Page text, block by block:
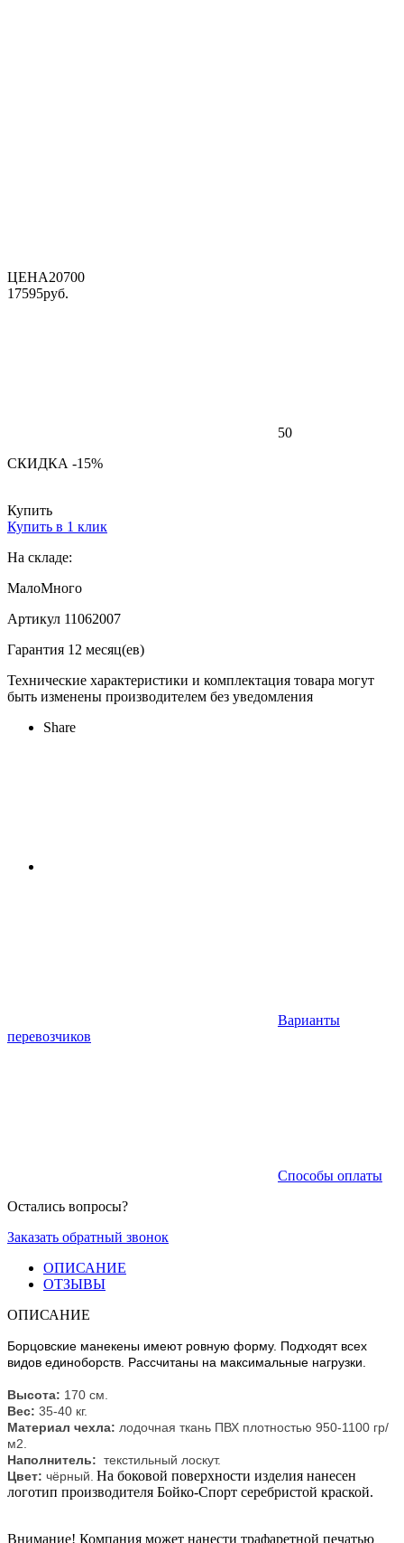
ЦЕНА20700
17595руб.
50
СКИДКА -15%
Купить
Купить в 1 клик
На складе:
МалоМного
Артикул 11062007
Гарантия 12 месяц(ев)
Технические характеристики и комплектация товара могут
быть изменены производителем без уведомления
Share
Варианты
перевозчиков
Способы оплаты
Остались вопросы?
Заказать обратный звонок
ОПИСАНИЕ
ОТЗЫВЫ
ОПИСАНИЕ
Борцовские манекены имеют ровную форму. Подходят всех
видов единоборств. Рассчитаны на максимальные нагрузки.
Высота: 170 см.
Вес: 35-40 кг.
Материал чехла: лодочная ткань ПВХ плотностью 950-1100 гр/
м2.
Наполнитель: текстильный лоскут.
Цвет: чёрный. На боковой поверхности изделия нанесен
логотип производителя Бойко-Спорт серебристой краской.
Внимание! Компания может нанести трафаретной печатью